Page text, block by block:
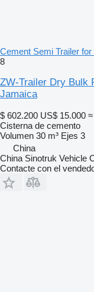
Cement Semi Trailer
8
ZW-Trailer Dry Bulk
Jamaica
$ 602.200 US$ 15.000
Cisterna de cemento
Volumen 30 m³ Ejes 3
China
China Sinotruk Vehicle
Contacte con el